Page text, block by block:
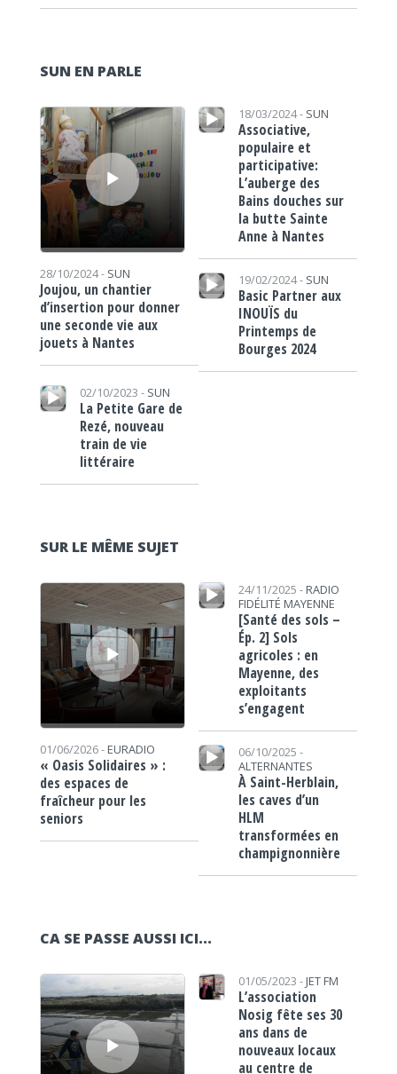
SUN EN PARLE
Lecteur audio
28/10/2024 - SUN
Joujou, un chantier
d’insertion pour donner
une seconde vie aux
jouets à Nantes
Lecteur audio 18/03/2024 - SUN
Associative,
populaire et
participative:
L’auberge des
Bains douches sur
la butte Sainte
Anne à Nantes
Lecteur audio
19/02/2024 - SUN
Basic Partner aux
INOUÏS du
Printemps de
Bourges 2024
Lecteur audio
02/10/2023 - SUN
La Petite Gare de
Rezé, nouveau
train de vie
littéraire
SUR LE MÊME SUJET
Lecteur audio
01/06/2026 - EURADIO
« Oasis Solidaires » :
des espaces de
fraîcheur pour les
seniors
Lecteur audio 24/11/2025 - RADIO
FIDÉLITÉ MAYENNE
[Santé des sols –
Ép. 2] Sols
agricoles : en
Mayenne, des
exploitants
s’engagent
Lecteur audio
06/10/2025 -
ALTERNANTES
À Saint-Herblain,
les caves d’un
HLM
transformées en
champignonnière
CA SE PASSE AUSSI ICI...
Lecteur audio
01/05/2023 - JET FM
L’association
Nosig fête ses 30
ans dans de
nouveaux locaux
au centre de